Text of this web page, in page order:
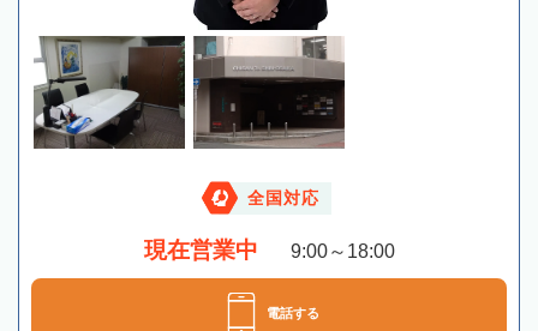
全国対応
現在営業中 9:00～18:00
電話する